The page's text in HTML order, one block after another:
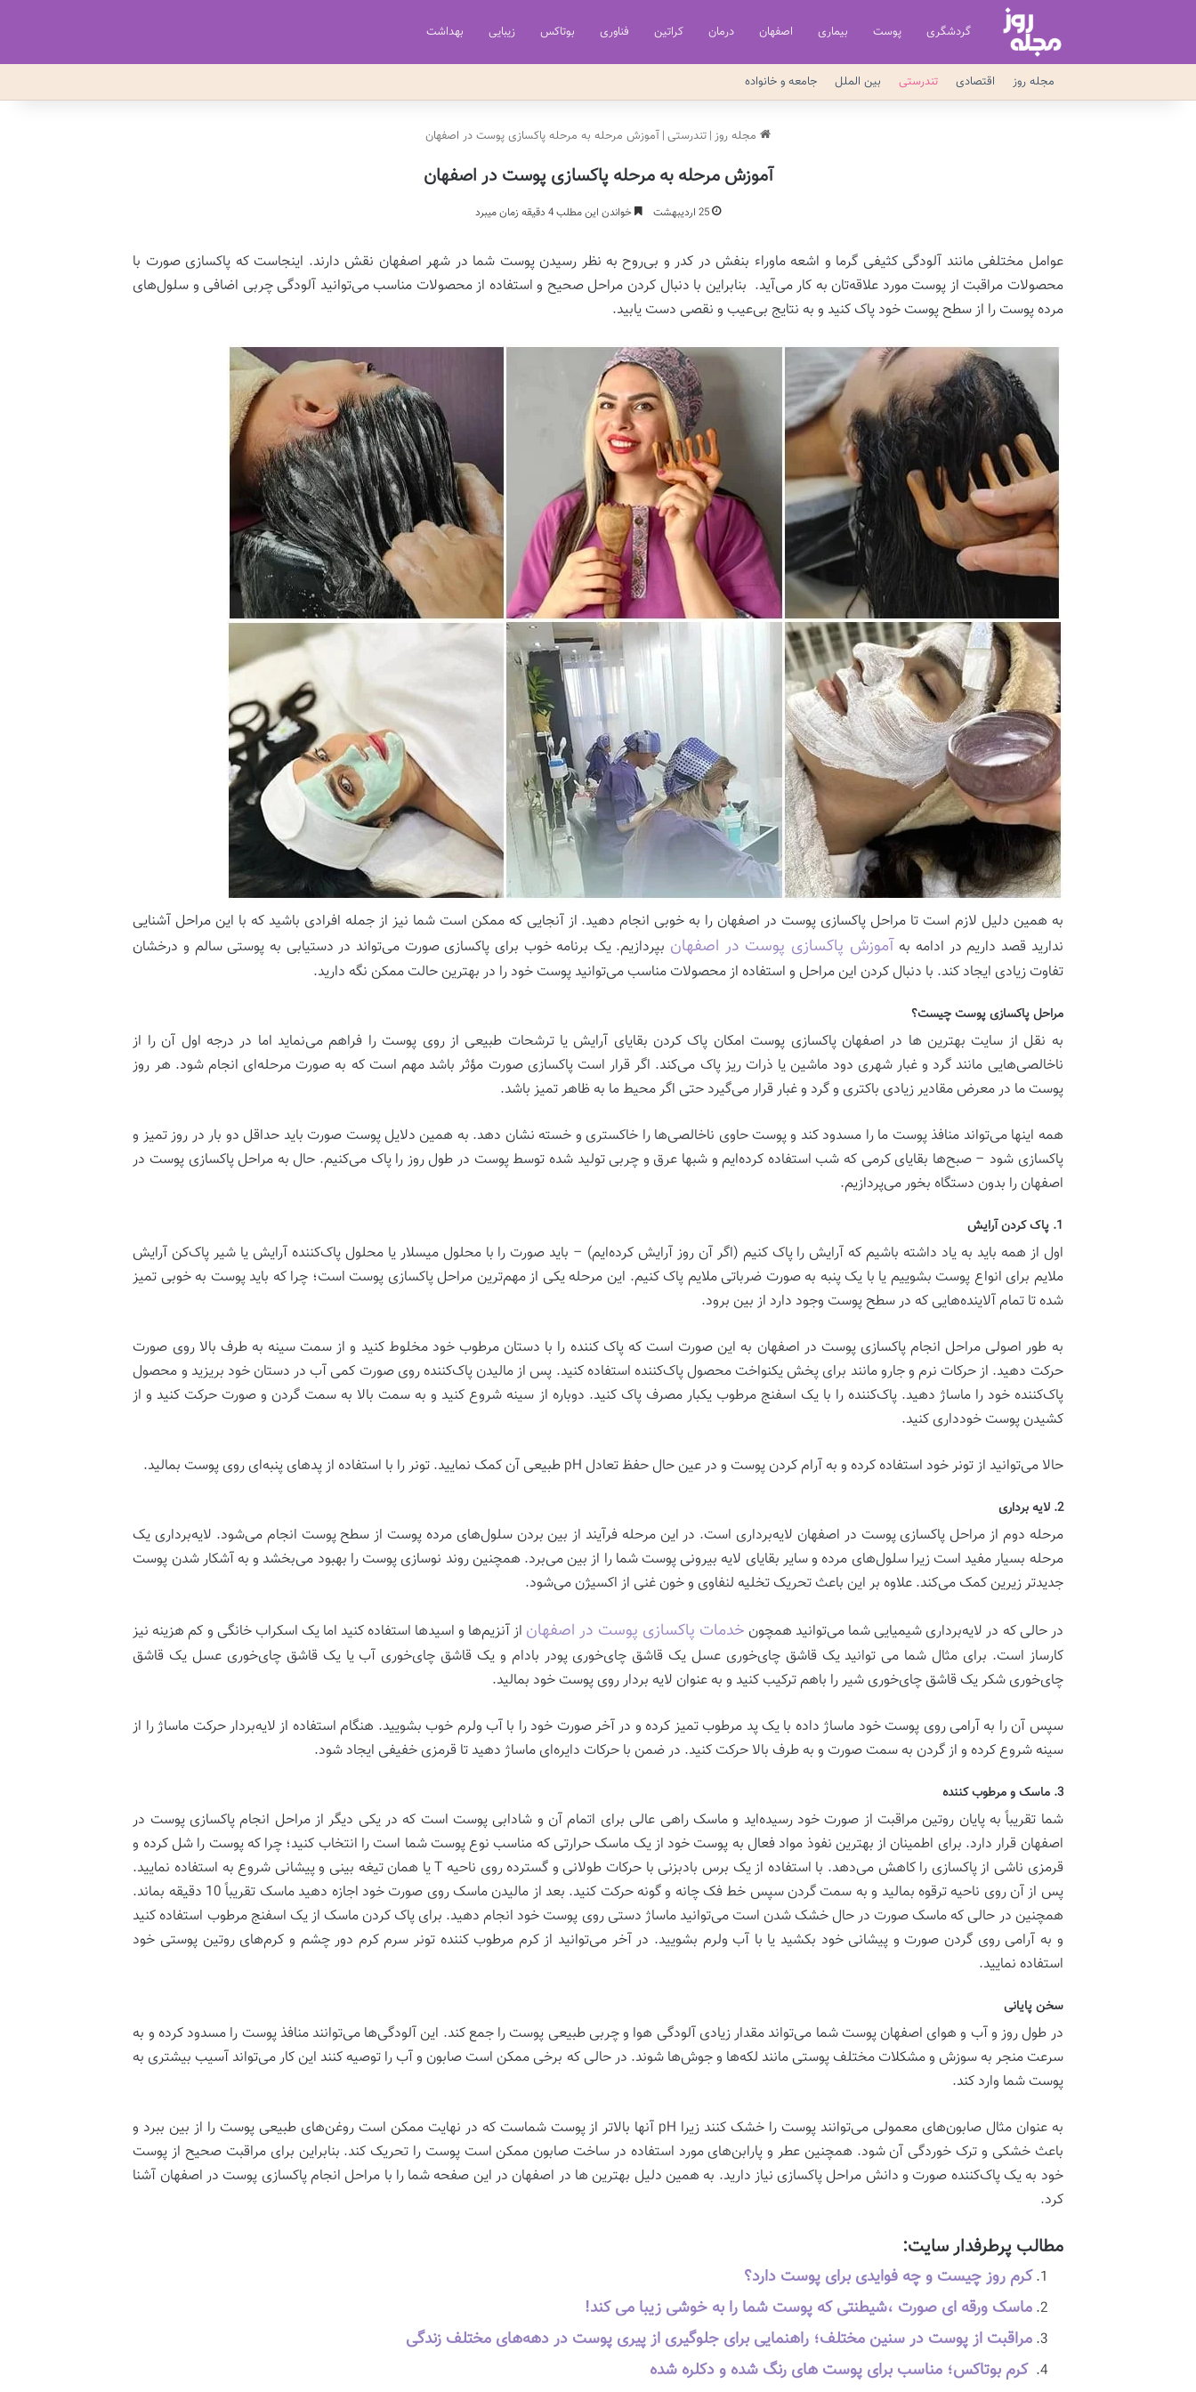
گردشگری پوست بیماری اصفهان درمان کراتین فناوری بوتاکس زیبایی بهداشت
مجله روز اقتصادی تندرستی بین الملل جامعه و خانواده
مجله روز | تندرستی | آموزش مرحله به مرحله پاکسازی پوست در اصفهان
آموزش مرحله به مرحله پاکسازی پوست در اصفهان
25 اردیبهشت خواندن این مطلب 4 دقیقه زمان میبرد
عوامل مختلفی مانند آلودگی کثیفی گرما و اشعه ماوراء بنفش در کدر و بی‌روح به نظر رسیدن پوست شما در شهر اصفهان نقش دارند. اینجاست که پاکسازی صورت با
محصولات مراقبت از پوست مورد علاقه‌تان به کار می‌آید. بنابراین با دنبال کردن مراحل صحیح و استفاده از محصولات مناسب می‌توانید آلودگی چربی اضافی و سلول‌های
مرده پوست را از سطح پوست خود پاک کنید و به نتایج بی‌عیب و نقصی دست یابید.
به همین دلیل لازم است تا مراحل پاکسازی پوست در اصفهان را به خوبی انجام دهید. از آنجایی که ممکن است شما نیز از جمله افرادی باشید که با این مراحل آشنایی
ندارید قصد داریم در ادامه به آموزش پاکسازی پوست در اصفهان بپردازیم. یک برنامه‌ خوب برای پاکسازی صورت می‌تواند در دستیابی به پوستی سالم و درخشان
تفاوت زیادی ایجاد کند. با دنبال کردن این مراحل و استفاده از محصولات مناسب می‌توانید پوست خود را در بهترین حالت ممکن نگه دارید.
مراحل پاکسازی پوست چیست؟
به نقل از سایت بهترین ها در اصفهان پاکسازی پوست امکان پاک کردن بقایای آرایش یا ترشحات طبیعی از روی پوست را فراهم می‌نماید اما در درجه اول آن را از
ناخالصی‌هایی مانند گرد و غبار شهری دود ماشین یا ذرات ریز پاک می‌کند. اگر قرار است پاکسازی صورت مؤثر باشد مهم است که به صورت مرحله‌ای انجام شود. هر روز
پوست ما در معرض مقادیر زیادی باکتری و گرد و غبار قرار می‌گیرد حتی اگر محیط ما به ظاهر تمیز باشد.
همه اینها می‌تواند منافذ پوست ما را مسدود کند و پوست حاوی ناخالصی‌ها را خاکستری و خسته نشان دهد. به همین دلایل پوست صورت باید حداقل دو بار در روز تمیز و
پاکسازی شود – صبح‌ها بقایای کرمی که شب استفاده کرده‌ایم و شبها عرق و چربی تولید شده توسط پوست در طول روز را پاک می‌کنیم. حال به مراحل پاکسازی پوست در
اصفهان را بدون دستگاه بخور می‌پردازیم.
1. پاک کردن آرایش
اول از همه باید به یاد داشته باشیم که آرایش را پاک کنیم (اگر آن روز آرایش کرده‌ایم) – باید صورت را با محلول میسلار یا محلول پاک‌کننده آرایش یا شیر پاک‌کن آرایش
ملایم برای انواع پوست بشوییم یا با یک پنبه به صورت ضرباتی ملایم پاک کنیم. این مرحله یکی از مهم‌ترین مراحل پاکسازی پوست است؛ چرا که باید پوست به خوبی تمیز
شده تا تمام آلاینده‌هایی که در سطح پوست وجود دارد از بین برود.
به طور اصولی مراحل انجام پاکسازی پوست در اصفهان به این صورت است که پاک کننده را با دستان مرطوب خود مخلوط کنید و از سمت سینه به طرف بالا روی صورت
حرکت دهید. از حرکات نرم و جارو مانند برای پخش یکنواخت محصول پاک‌کننده استفاده کنید. پس از مالیدن پاک‌کننده روی صورت کمی آب در دستان خود بریزید و محصول
پاک‌کننده خود را ماساژ دهید. پاک‌کننده را با یک اسفنج مرطوب یکبار مصرف پاک کنید. دوباره از سینه شروع کنید و به سمت بالا به سمت گردن و صورت حرکت کنید و از
کشیدن پوست خودداری کنید.
حالا می‌توانید از تونر خود استفاده کرده و به آرام کردن پوست و در عین حال حفظ تعادل pH طبیعی آن کمک نمایید. تونر را با استفاده از پدهای پنبه‌ای روی پوست بمالید.
2. لایه برداری
مرحله دوم از مراحل پاکسازی پوست در اصفهان لایه‌برداری است. در این مرحله فرآیند از بین بردن سلول‌های مرده پوست از سطح پوست انجام می‌شود. لایه‌برداری یک
مرحله بسیار مفید است زیرا سلول‌های مرده و سایر بقایای لایه بیرونی پوست شما را از بین می‌برد. همچنین روند نوسازی پوست را بهبود می‌بخشد و به آشکار شدن پوست
جدیدتر زیرین کمک می‌کند. علاوه بر این باعث تحریک تخلیه لنفاوی و خون غنی از اکسیژن می‌شود.
در حالی که در لایه‌برداری شیمیایی شما می‌توانید همچون خدمات پاکسازی پوست در اصفهان از آنزیم‌ها و اسیدها استفاده کنید اما یک اسکراب خانگی و کم هزینه نیز
کارساز است. برای مثال شما می توانید یک قاشق چای‌خوری عسل یک قاشق چای‌خوری پودر بادام و یک قاشق چای‌خوری آب یا یک قاشق‌ چای‌خوری عسل یک قاشق
چای‌خوری شکر یک قاشق‌ چای‌خوری شیر را باهم ترکیب کنید و به عنوان لایه بردار روی پوست خود بمالید.
سپس آن را به آرامی روی پوست خود ماساژ داده با یک پد مرطوب تمیز کرده و در آخر صورت خود را با آب ولرم خوب بشویید. هنگام استفاده از لایه‌بردار حرکت ماساژ را از
سینه شروع کرده و از گردن به سمت صورت و به طرف بالا حرکت کنید. در ضمن با حرکات دایره‌ای ماساژ دهید تا قرمزی خفیفی ایجاد شود.
3. ماسک و مرطوب کننده
شما تقریباً به پایان روتین مراقبت از صورت خود رسیده‌اید و ماسک راهی عالی برای اتمام آن و شادابی پوست است که در یکی دیگر از مراحل انجام پاکسازی پوست در
اصفهان قرار دارد. برای اطمینان از بهترین نفوذ مواد فعال به پوست خود از یک ماسک حرارتی که مناسب نوع پوست شما است را انتخاب کنید؛ چرا که پوست را شل کرده و
قرمزی ناشی از پاکسازی را کاهش می‌دهد. با استفاده از یک برس بادبزنی با حرکات طولانی و گسترده روی ناحیه T یا همان تیغه بینی و پیشانی شروع به استفاده نمایید.
پس از آن روی ناحیه ترقوه بمالید و به سمت گردن سپس خط فک چانه و گونه حرکت کنید. بعد از مالیدن ماسک روی صورت خود اجازه دهید ماسک تقریباً 10 دقیقه بماند.
همچنین در حالی که ماسک صورت در حال خشک شدن است می‌توانید ماساژ دستی روی پوست خود انجام دهید. برای پاک کردن ماسک از یک اسفنج مرطوب استفاده کنید
و به آرامی روی گردن صورت و پیشانی خود بکشید یا با آب ولرم بشویید. در آخر می‌توانید از کرم مرطوب کننده تونر سرم کرم دور چشم و کرم‌های روتین پوستی خود
استفاده نمایید.
سخن پایانی
در طول روز و آب و هوای اصفهان پوست شما می‌تواند مقدار زیادی آلودگی هوا و چربی طبیعی پوست را جمع کند. این آلودگی‌ها می‌توانند منافذ پوست را مسدود کرده و به
سرعت منجر به سوزش و مشکلات مختلف پوستی مانند لکه‌ها و جوش‌ها شوند. در حالی که برخی ممکن است صابون و آب را توصیه کنند این کار می‌تواند آسیب بیشتری به
پوست شما وارد کند.
به عنوان مثال صابون‌های معمولی می‌توانند پوست را خشک کنند زیرا pH آنها بالاتر از پوست شماست که در نهایت ممکن است روغن‌های طبیعی پوست را از بین ببرد و
باعث خشکی و ترک خوردگی آن شود. همچنین عطر و پارابن‌های مورد استفاده در ساخت صابون ممکن است پوست را تحریک کند. بنابراین برای مراقبت صحیح از پوست
خود به یک پاک‌کننده صورت و دانش مراحل پاکسازی نیاز دارید. به همین دلیل بهترین ها در اصفهان در این صفحه شما را با مراحل انجام پاکسازی پوست در اصفهان آشنا
کرد.
مطالب پرطرفدار سایت:
کرم روز چیست و چه فوایدی برای پوست دارد؟
ماسک ورقه ای صورت ،شیطنتی که پوست شما را به خوشی زیبا می کند!
مراقبت از پوست در سنین مختلف؛ راهنمایی برای جلوگیری از پیری پوست در دهه‌های مختلف زندگی
کرم بوتاکس؛ مناسب برای پوست های رنگ شده و دکلره شده